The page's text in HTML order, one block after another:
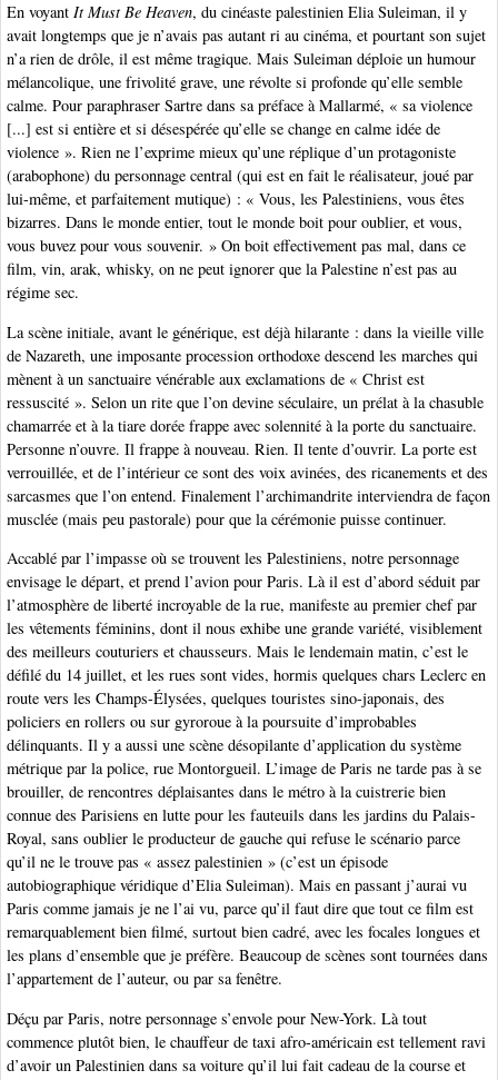
En voyant It Must Be Heaven, du cinéaste palestinien Elia Suleiman, il y
avait longtemps que je n’avais pas autant ri au cinéma, et pourtant son sujet
n’a rien de drôle, il est même tragique. Mais Suleiman déploie un humour
mélancolique, une frivolité grave, une révolte si profonde qu’elle semble
calme. Pour paraphraser Sartre dans sa préface à Mallarmé, « sa violence
[...] est si entière et si désespérée qu’elle se change en calme idée de
violence ». Rien ne l’exprime mieux qu’une réplique d’un protagoniste
(arabophone) du personnage central (qui est en fait le réalisateur, joué par
lui-même, et parfaitement mutique) : « Vous, les Palestiniens, vous êtes
bizarres. Dans le monde entier, tout le monde boit pour oublier, et vous,
vous buvez pour vous souvenir. » On boit effectivement pas mal, dans ce
film, vin, arak, whisky, on ne peut ignorer que la Palestine n’est pas au
régime sec.
La scène initiale, avant le générique, est déjà hilarante : dans la vieille ville
de Nazareth, une imposante procession orthodoxe descend les marches qui
mènent à un sanctuaire vénérable aux exclamations de « Christ est
ressuscité ». Selon un rite que l’on devine séculaire, un prélat à la chasuble
chamarrée et à la tiare dorée frappe avec solennité à la porte du sanctuaire.
Personne n’ouvre. Il frappe à nouveau. Rien. Il tente d’ouvrir. La porte est
verrouillée, et de l’intérieur ce sont des voix avinées, des ricanements et des
sarcasmes que l’on entend. Finalement l’archimandrite interviendra de façon
musclée (mais peu pastorale) pour que la cérémonie puisse continuer.
Accablé par l’impasse où se trouvent les Palestiniens, notre personnage
envisage le départ, et prend l’avion pour Paris. Là il est d’abord séduit par
l’atmosphère de liberté incroyable de la rue, manifeste au premier chef par
les vêtements féminins, dont il nous exhibe une grande variété, visiblement
des meilleurs couturiers et chausseurs. Mais le lendemain matin, c’est le
défilé du 14 juillet, et les rues sont vides, hormis quelques chars Leclerc en
route vers les Champs-Élysées, quelques touristes sino-japonais, des
policiers en rollers ou sur gyroroue à la poursuite d’improbables
délinquants. Il y a aussi une scène désopilante d’application du système
métrique par la police, rue Montorgueil. L’image de Paris ne tarde pas à se
brouiller, de rencontres déplaisantes dans le métro à la cuistrerie bien
connue des Parisiens en lutte pour les fauteuils dans les jardins du Palais-
Royal, sans oublier le producteur de gauche qui refuse le scénario parce
qu’il ne le trouve pas « assez palestinien » (c’est un épisode
autobiographique véridique d’Elia Suleiman). Mais en passant j’aurai vu
Paris comme jamais je ne l’ai vu, parce qu’il faut dire que tout ce film est
remarquablement bien filmé, surtout bien cadré, avec les focales longues et
les plans d’ensemble que je préfère. Beaucoup de scènes sont tournées dans
l’appartement de l’auteur, ou par sa fenêtre.
Déçu par Paris, notre personnage s’envole pour New-York. Là tout
commence plutôt bien, le chauffeur de taxi afro-américain est tellement ravi
d’avoir un Palestinien dans sa voiture qu’il lui fait cadeau de la course et